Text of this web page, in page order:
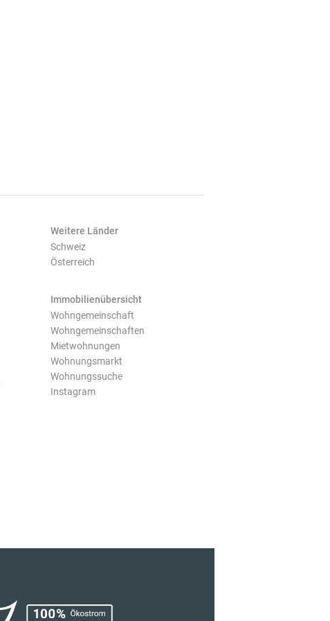
Weitere Länder
Schweiz
Österreich
Immobilienübersicht
Wohngemeinschaft
Wohngemeinschaften
Mietwohnungen
Wohnungsmarkt
Wohnungssuche
Instagram